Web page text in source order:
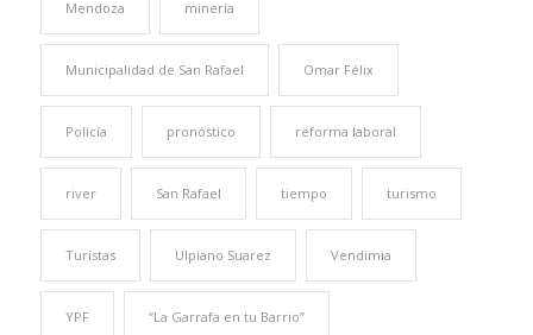
Mendoza minería
Municipalidad de San Rafael Omar Félix
Policía pronóstico reforma laboral
river San Rafael tiempo turismo
Turistas Ulpiano Suarez Vendimia
YPF “La Garrafa en tu Barrio”